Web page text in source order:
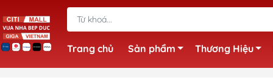
Trang chủ
Sản phẩm Thương Hiệu